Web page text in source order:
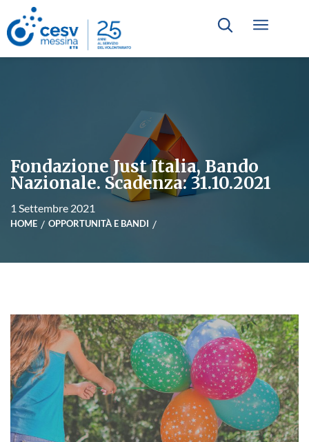
Fondazione Just Italia, Bando
Nazionale. Scadenza: 31.10.2021
1 Settembre 2021
HOME OPPORTUNITÀ E BANDI